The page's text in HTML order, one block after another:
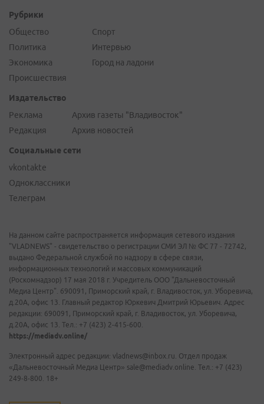
Рубрики
Общество
Политика
Экономика
Происшествия
Спорт
Интервью
Город на ладони
Издательство
Реклама
Редакция
Архив газеты "Владивосток"
Архив новостей
Социальные сети
vkontakte
Одноклассники
Телеграм
На данном сайте распространяется информация сетевого издания
"VLADNEWS" - свидетельство о регистрации СМИ ЭЛ № ФС 77 - 72742,
выдано Федеральной службой по надзору в сфере связи,
информационных технологий и массовых коммуникаций
(Роскомнадзор) 17 мая 2018 г. Учредитель ООО "Дальневосточный
Медиа Центр". 690091, Приморский край, г. Владивосток, ул. Уборевича,
д.20А, офис 13. Главный редактор Юркевич Дмитрий Юрьевич. Адрес
редакции: 690091, Приморский край, г. Владивосток, ул. Уборевича,
д.20А, офис 13. Тел.: +7 (423) 2-415-600.
https://mediadv.online/
Электронный адрес редакции: vladnews@inbox.ru. Отдел продаж
«Дальневосточный Медиа Центр» sale@mediadv.online. Тел.: +7 (423)
249-8-800. 18+